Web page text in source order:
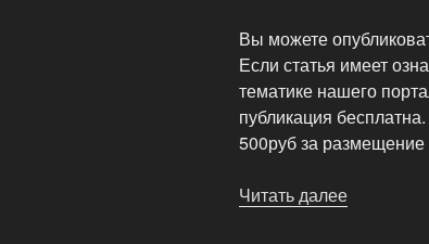
Вы можете
Если статья имеет
тематике нашего
публикация
500руб за
Читать далее